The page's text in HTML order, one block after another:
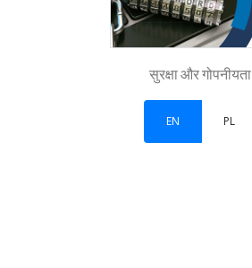
सुरक्षा और गोपनीयता
EN PL
tab)
in a new tab)